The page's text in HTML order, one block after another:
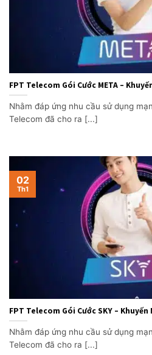
FPT Telecom Gói Cước META –
Nhằm đáp ứng nhu cầu sử dụng
Telecom đã cho ra [...]
FPT Telecom Gói Cước SKY – Khuyến
Nhằm đáp ứng nhu cầu sử dụng
Telecom đã cho ra [...]
02
Th1